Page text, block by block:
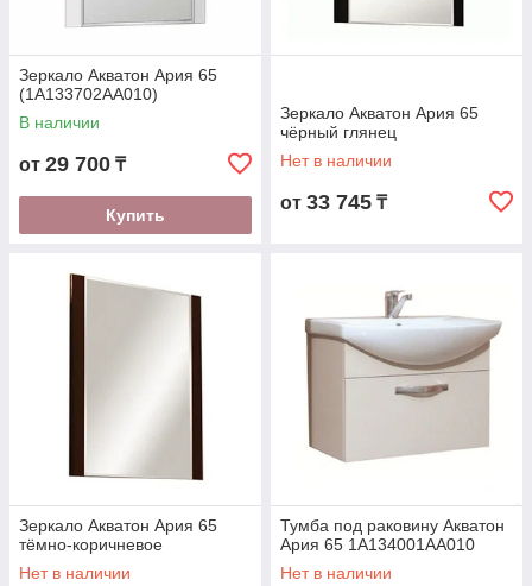
Зеркало Акватон Ария 65
(1A133702AA010)
В наличии
от 29 700 ₸
Купить
Зеркало Акватон Ария 65
чёрный глянец
Нет в наличии
от 33 745 ₸
Зеркало Акватон Ария 65
тёмно-коричневое
Нет в наличии
Тумба под раковину Акватон
Ария 65 1A134001AA010
Нет в наличии